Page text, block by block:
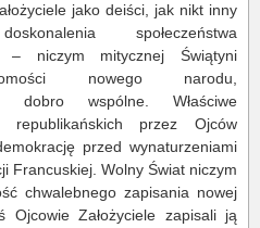
jako deiści, jak nikt inny
społeczeństwa
– niczym mitycznej Świątyni
nowego narodu,
dobro wspólne. Właściwe
republikańskich przez Ojców
przed wynaturzeniami
Francuskiej. Wolny Świat niczym
chwalebnego zapisania nowej
Założyciele zapisali ją